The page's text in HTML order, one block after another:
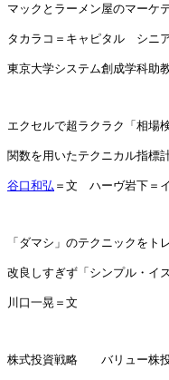
マックとラーメン屋のマーケ
タカラコ＝キャピタル　シニ
東京大学システム創成学科助
エクセルで超ラクラク「相場検
関数を用いたテクニカル指標
谷口和弘 ＝文　ハーヴ岩下＝
「ダマシ」のテクニックをト
改良しすぎず「シンプル・イ
川口一晃＝文
株式投資戦略　　バリュー